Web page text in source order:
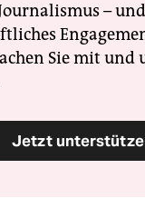
– und
Sie mit und
Jetzt